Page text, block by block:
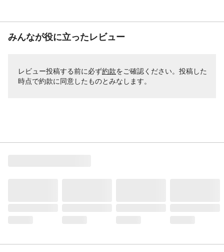
みんなが役に立ったレビュー
レビュー投稿する前に必ず約款をご確認ください。投稿した
時点で約款に同意したものとみなします。